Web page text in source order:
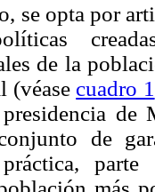
se opta por
de la
(véase cuadro 1
de
de
parte